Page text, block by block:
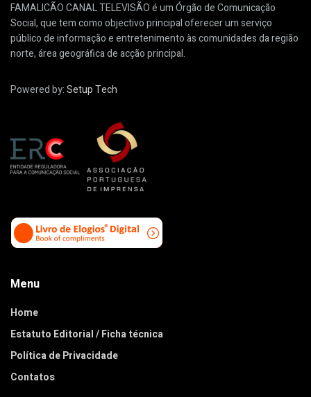
FAMALICÃO CANAL TELEVISÃO é um Órgão de Comunicação
Social, que tem como objectivo principal oferecer um serviço
público de informação e entretenimento às comunidades da região
norte, área geográfica de acção principal.
Powered by:Setup Tech
Menu
Home
Estatuto Editorial / Ficha técnica
Política de Privacidade
Contatos